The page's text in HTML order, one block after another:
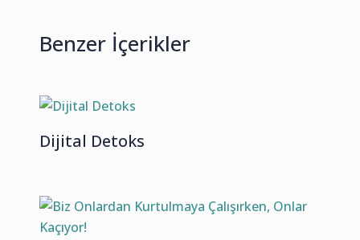
Benzer İçerikler
Dijital Detoks